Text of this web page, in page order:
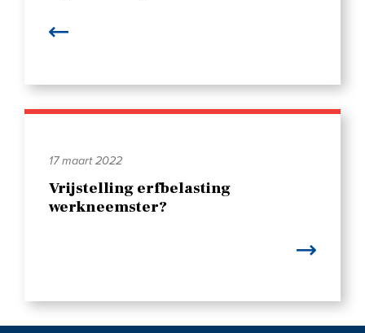
17 maart 2022
Vrijstelling erfbelasting
werkneemster?